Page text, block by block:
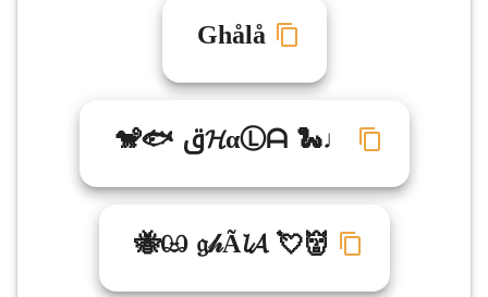
Ghålå
🐒🐟 ق𝓗αⓁᗩ 🐍♩
🐝ඏ 𝔤𝒽Ã𝓵𝓐 💘👹